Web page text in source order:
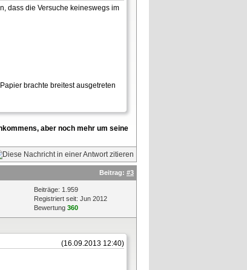
dass die Versuche keineswegs im
brachte breitest ausgetreten
aber noch mehr um seine
Beitrag: #3
Beiträge: 1.959
Registriert seit: Jun 2012
Bewertung 360
(16.09.2013 12:40)